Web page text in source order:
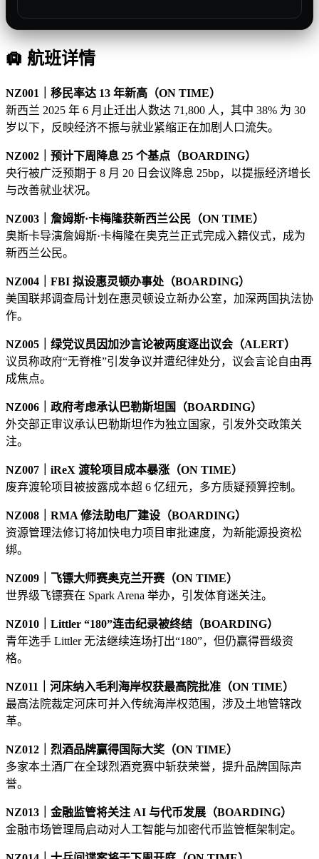
🛄 航班详情
NZ001｜移民率达 13 年新高（ON TIME）
新西兰 2025 年 6 月止迁出人数达 71,800 人，其中 38% 为 30
岁以下，反映经济不振与就业紧缩正在加剧人口流失。
NZ002｜预计下周降息 25 个基点（BOARDING）
央行被广泛预期于 8 月 20 日会议降息 25bp，以提振经济增长
与改善就业状况。
NZ003｜詹姆斯·卡梅隆获新西兰公民（ON TIME）
奥斯卡导演詹姆斯·卡梅隆在奥克兰正式完成入籍仪式，成为
新西兰公民。
NZ004｜FBI 拟设惠灵顿办事处（BOARDING）
美国联邦调查局计划在惠灵顿设立新办公室，加深两国执法协
作。
NZ005｜绿党议员因加沙言论被两度逐出议会（ALERT）
议员称政府“无脊椎”引发争议并遭纪律处分，议会言论自由再
成焦点。
NZ006｜政府考虑承认巴勒斯坦国（BOARDING）
外交部正审议承认巴勒斯坦作为独立国家，引发外交政策关
注。
NZ007｜iReX 渡轮项目成本暴涨（ON TIME）
废弃渡轮项目被披露成本超 6 亿纽元，多方质疑预算控制。
NZ008｜RMA 修法助电厂建设（BOARDING）
资源管理法修订将加快电力项目审批速度，为新能源投资松
绑。
NZ009｜飞镖大师赛奥克兰开赛（ON TIME）
世界级飞镖赛在 Spark Arena 举办，引发体育迷关注。
NZ010｜Littler “180”连击纪录被终结（BOARDING）
青年选手 Littler 无法继续连场打出“180”，但仍赢得晋级资
格。
NZ011｜河床纳入毛利海岸权获最高院批准（ON TIME）
最高法院裁定河床可并入传统海岸权范围，涉及土地管辖改
革。
NZ012｜烈酒品牌赢得国际大奖（ON TIME）
多家本土酒厂在全球烈酒竞赛中斩获荣誉，提升品牌国际声
誉。
NZ013｜金融监管将关注 AI 与代币发展（BOARDING）
金融市场管理局启动对人工智能与加密代币监管框架制定。